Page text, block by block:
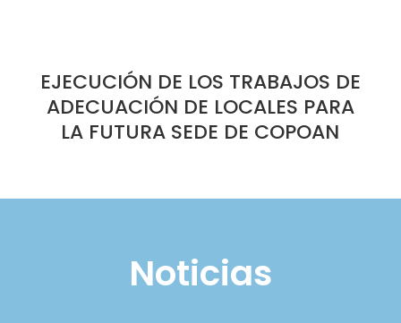
EJECUCIÓN DE LOS TRABAJOS DE
ADECUACIÓN DE LOCALES PARA
LA FUTURA SEDE DE COPOAN
Noticias